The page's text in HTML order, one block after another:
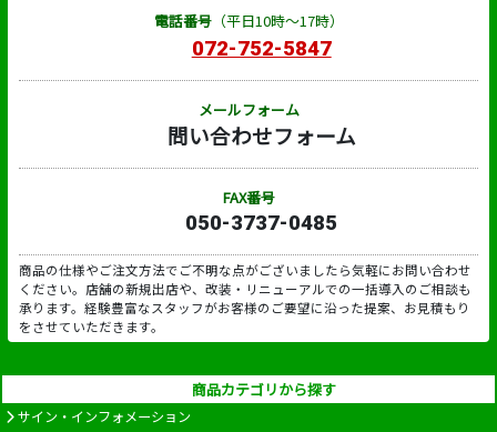
電話番号（平日10時～17時）
072-752-5847
メールフォーム
問い合わせフォーム
FAX番号
050-3737-0485
商品の仕様やご注文方法でご不明な点がございましたら気軽にお問い合わせ
ください。店舗の新規出店や、改装・リニューアルでの一括導入のご相談も
承ります。経験豊富なスタッフがお客様のご要望に沿った提案、お見積もり
をさせていただきます。
商品カテゴリから探す
サイン・インフォメーション